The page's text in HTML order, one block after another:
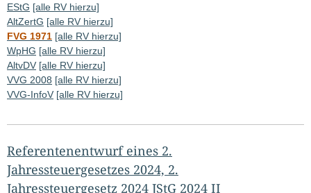
EStG [alle RV hierzu]
AltZertG [alle RV hierzu]
FVG 1971 [alle RV hierzu]
WpHG [alle RV hierzu]
AltvDV [alle RV hierzu]
VVG 2008 [alle RV hierzu]
VVG-InfoV [alle RV hierzu]
Referentenentwurf eines 2.
Jahressteuergesetzes 2024, 2.
Jahressteuergesetz 2024 JStG 2024 II